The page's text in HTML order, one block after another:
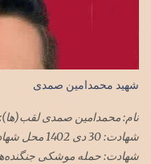
شهید محمدامین صمدی
شهادت: 30 دی
شهادت: حمله موشکی